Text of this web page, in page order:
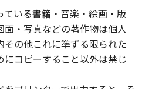
ている書籍・音楽・絵画・版
面・写真などの著作物は個人
その他これに準ずる限られた
コピーすること以外は禁じ